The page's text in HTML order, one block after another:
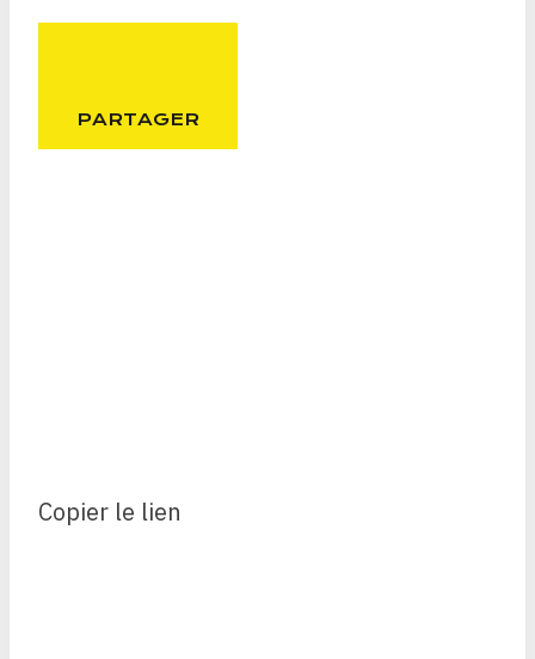
PARTAGER
Copier le lien